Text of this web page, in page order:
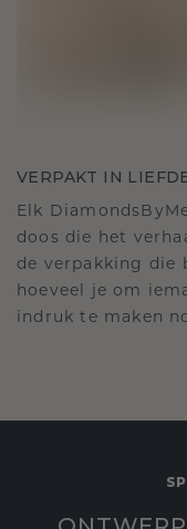
VERPAKT IN
Elk
doos die het
de verpakking die
hoeveel je om
indruk te maken